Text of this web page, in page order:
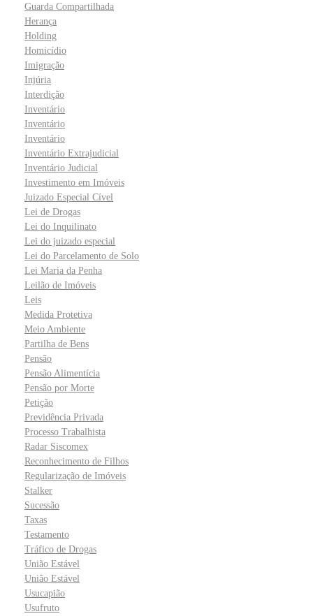
Guarda Compartilhada
Herança
Holding
Homicídio
Imigração
Injúria
Interdição
Inventário
Inventário
Inventário
Inventário Extrajudicial
Inventário Judicial
Investimento em Imóveis
Juizado Especial Cível
Lei de Drogas
Lei do Inquilinato
Lei do juizado especial
Lei do Parcelamento de Solo
Lei Maria da Penha
Leilão de Imóveis
Leis
Medida Protetiva
Meio Ambiente
Partilha de Bens
Pensão
Pensão Alimentícia
Pensão por Morte
Petição
Previdência Privada
Processo Trabalhista
Radar Siscomex
Reconhecimento de Filhos
Regularização de Imóveis
Stalker
Sucessão
Taxas
Testamento
Tráfico de Drogas
União Estável
União Estável
Usucapião
Usufruto